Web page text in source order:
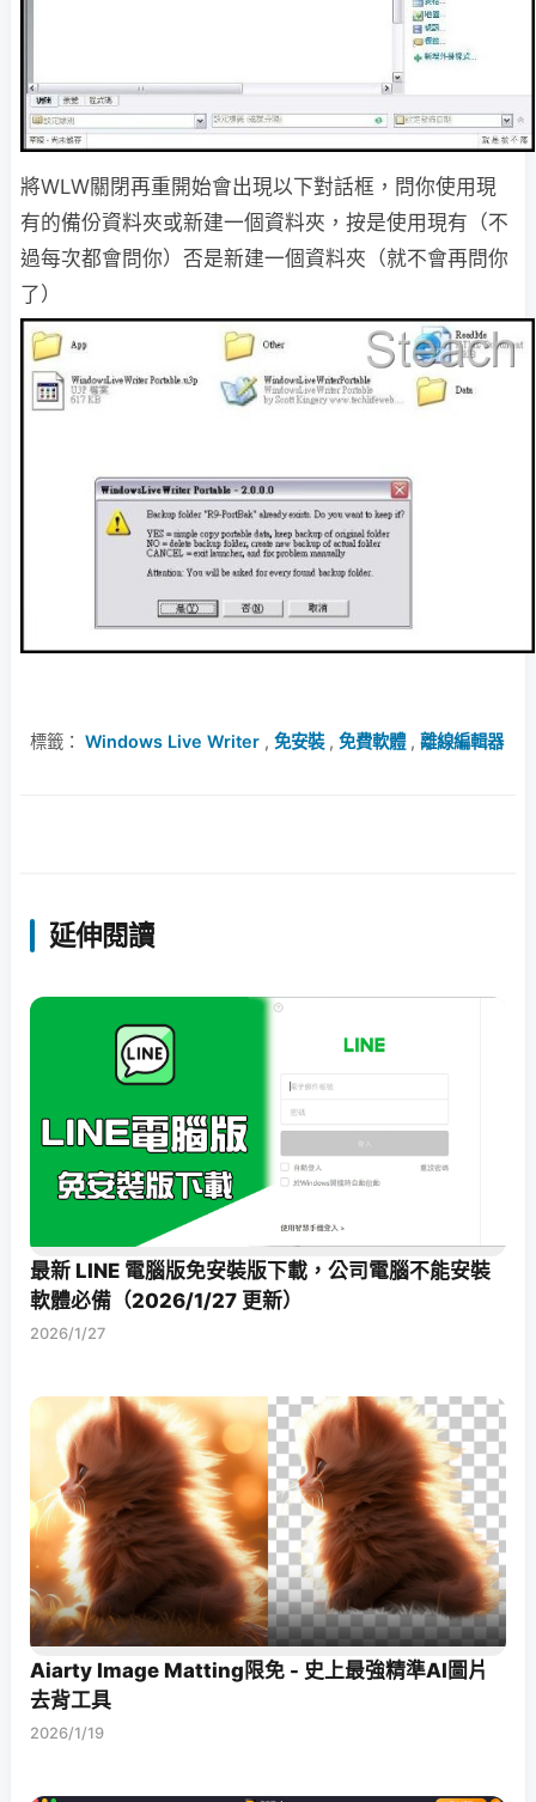
將WLW關閉再重開始會出現以下對話框， 問你使用現
有的備份資料夾或新建一個資料夾，按是使用現有（不
過每次都會問你）否是新建一個資料夾（就不會再問你
了）
標籤： Windows Live Writer , 免安裝, 免費軟體, 離線編輯器
延伸閱讀
最新 LINE 電腦版免安裝版下載，公司電腦不能安裝
軟體必備（2026/1/27 更新）
2026/1/27
Aiarty Image Matting限免 - 史上最強精準AI圖片
去背工具
2026/1/19